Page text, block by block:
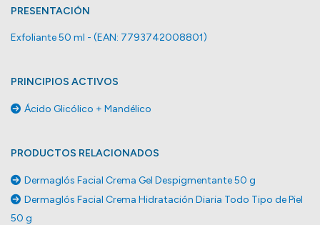
PRESENTACIÓN
Exfoliante 50 ml - (EAN: 7793742008801)
PRINCIPIOS ACTIVOS
Ácido Glicólico + Mandélico
PRODUCTOS RELACIONADOS
Dermaglós Facial Crema Gel Despigmentante 50 g
Dermaglós Facial Crema Hidratación Diaria Todo Tipo de Piel
50 g